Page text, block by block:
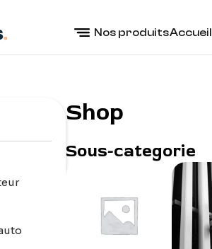
Nos produitsAccueil
Shop
Sous-categorie